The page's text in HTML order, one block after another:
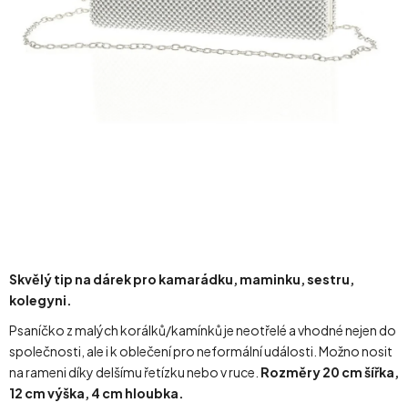
Skvělý tip na dárek pro kamarádku, maminku, sestru,
kolegyni.
Psaníčko z malých korálků/kamínků je neotřelé a vhodné nejen do
společnosti, ale i k oblečení pro neformální události. Možno nosit
na rameni díky delšímu řetízku nebo v ruce. Rozměry 20 cm šířka,
12 cm výška, 4 cm hloubka.